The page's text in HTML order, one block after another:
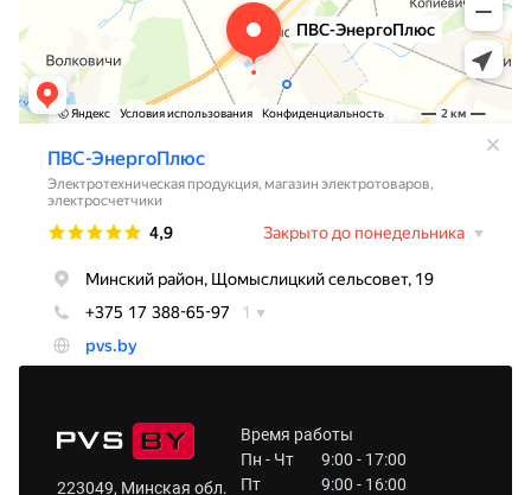
223049, Минская обл.
Время работы
Пн - Чт
9:00 - 17:00
Пт
9:00 - 16:00